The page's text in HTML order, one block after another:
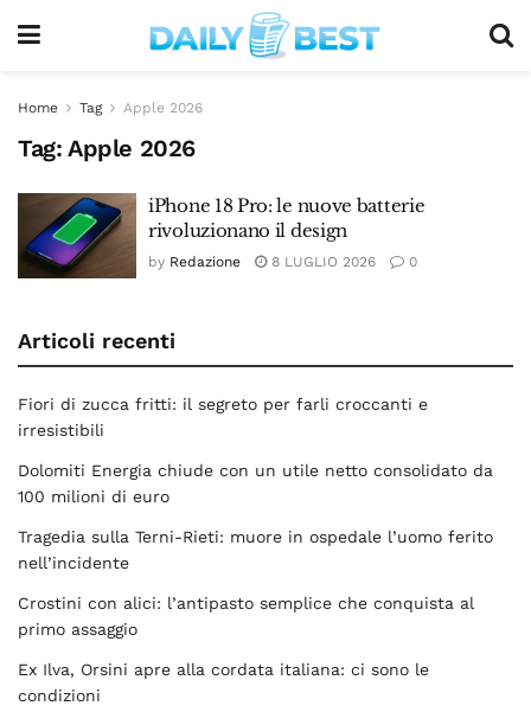
Home Tag Apple 2026
Tag: Apple 2026
iPhone 18 Pro: le nuove batterie
rivoluzionano il design
by Redazione 8 LUGLIO 2026 0
Articoli recenti
Fiori di zucca fritti: il segreto per farli croccanti e
irresistibili
Dolomiti Energia chiude con un utile netto consolidato da
100 milioni di euro
Tragedia sulla Terni-Rieti: muore in ospedale l’uomo ferito
nell’incidente
Crostini con alici: l’antipasto semplice che conquista al
primo assaggio
Ex Ilva, Orsini apre alla cordata italiana: ci sono le
condizioni